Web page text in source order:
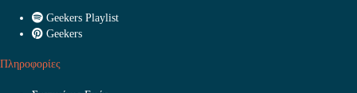
Geekers Playlist
Geekers
Πληροφορίες